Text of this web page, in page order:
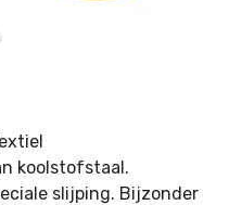
koolstofstaal.
slijping. Bijzonder